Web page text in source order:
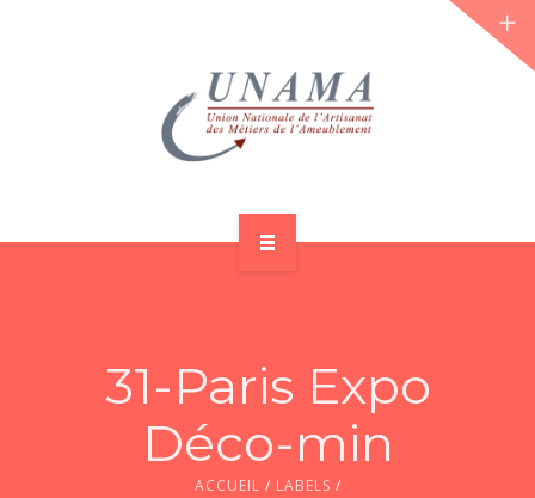
LES JOURNÉES 2026 ⌵
ACTUS & DOSSIERS
31-Paris Expo
Déco-min
ACCUEIL / LABELS /